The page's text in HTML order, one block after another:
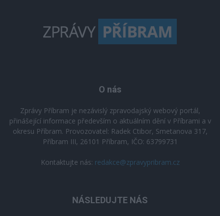
O nás
Zprávy Příbram je nezávislý zpravodajský webový portál,
přinášející informace především o aktuálním dění v Příbrami a v
okresu Příbram. Provozovatel: Radek Ctibor, Smetanova 317,
Příbram III, 26101 Příbram, IČO: 63799731
Kontaktujte nás: redakce@zpravypribram.cz
NÁSLEDUJTE NÁS